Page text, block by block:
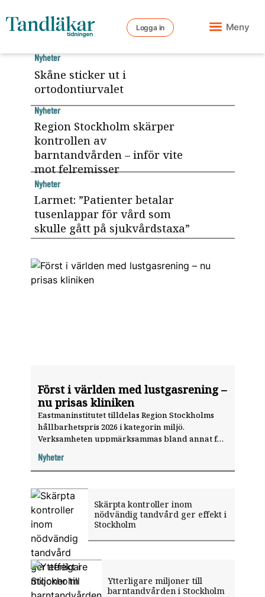
Logga in Meny
Först i världen med lustgasrening –
nu prisas kliniken
Eastmaninstitutet tilldelas Region Stockholms
hållbarhetspris 2026 i kategorin miljö.
Verksamheten uppmärksammas bland annat för
Nyheter
Tema: Ortodonti
Skåne sticker ut i
ortodontiurvalet
Nyheter
Region Stockholm skärper
kontrollen av
barntandvården – inför vite
mot felremisser
Nyheter
Larmet: ”Patienter betalar
tusenlappar för vård som
skulle gått på sjukvårdstaxa”
Nyheter
Skärpta kontroller inom
nödvändig tandvård ger effekt i
Stockholm
Ytterligare miljoner till
barntandvården i Stockholm